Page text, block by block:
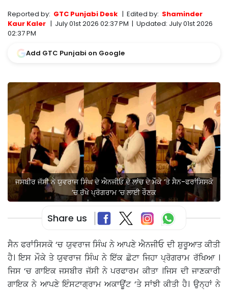
Reported by: GTC Punjabi Desk | Edited by: Shaminder
Kaur Kaler | July 01st 2026 02:37 PM | Updated: July 01st 2026
02:37 PM
Add GTC Punjabi on Google
ਜਸਬੀਰ ਜੱਸੀ ਨੇ ਯੁਵਰਾਜ ਸਿੰਘ ਦੇ ਐਨਜੀਓ ਦੇ ਲਾਂਚ ਦੇ ਮੌਕੇ ‘ਤੇ ਸੈਨ-ਫਰਾਂਸਿਸਕੋ
‘ਚ ਰੱਖੇ ਪ੍ਰੋਗਰਾਮ ‘ਚ ਲਾਈ ਰੌਣਕ
Share us
ਸੈਨ ਫਰਾਂਸਿਸਕੋ ‘ਚ ਯੁਵਰਾਜ ਸਿੰਘ ਨੇ ਆਪਣੇ ਐਨਜੀਓ ਦੀ ਸ਼ੁਰੂਆਤ ਕੀਤੀ
ਹੈ। ਇਸ ਮੌਕੇ ਤੇ ਯੁਵਰਾਜ ਸਿੰਘ ਨੇ ਇੱਕ ਛੋਟਾ ਜਿਹਾ ਪ੍ਰੋਗਰਾਮ ਰੱਖਿਆ ।
ਜਿਸ ‘ਚ ਗਾਇਕ ਜਸਬੀਰ ਜੱਸੀ ਨੇ ਪਰਫਾਰਮ ਕੀਤਾ ।ਜਿਸ ਦੀ ਜਾਣਕਾਰੀ
ਗਾਇਕ ਨੇ ਆਪਣੇ ਇੰਸਟਾਗ੍ਰਾਮ ਅਕਾਊਂਟ ‘ਤੇ ਸਾਂਝੀ ਕੀਤੀ ਹੈ। ਉਨ੍ਹਾਂ ਨੇ